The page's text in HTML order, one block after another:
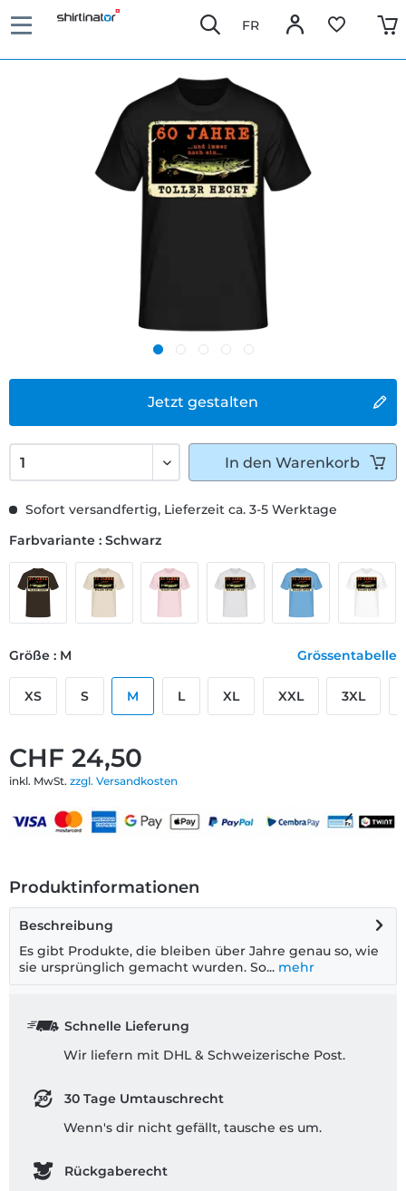
FR
Jetzt gestalten
CHF 24,50
inkl. MwSt. zzgl. Versandkosten
Sofort versandfertig, Lieferzeit ca. 3-5 Werktage
Farbvariante : Schwarz
Größe : M Grössentabelle
XS S M L XL XXL 3XL
In den Warenkorb
Produktinformationen
Beschreibung
Es gibt Produkte, die bleiben über Jahre genau so, wie
sie ursprünglich gemacht wurden. So... mehr
Schnelle Lieferung
Wir liefern mit DHL & Schweizerische Post.
30 Tage Umtauschrecht
Wenn's dir nicht gefällt, tausche es um.
Rückgaberecht